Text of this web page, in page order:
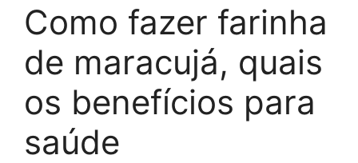
Como fazer farinha
de maracujá, quais
os benefícios para
saúde